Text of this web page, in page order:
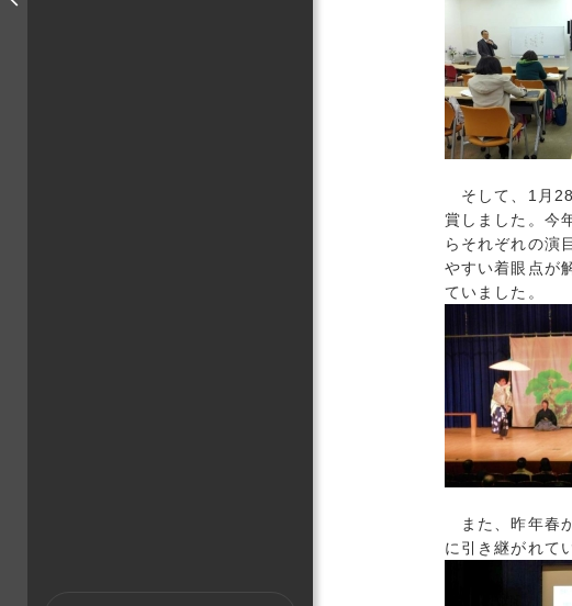
そして、1月28
賞しました。今
らそれぞれの演
やすい着眼点が
ていました。
また、昨年春
に引き継がれて